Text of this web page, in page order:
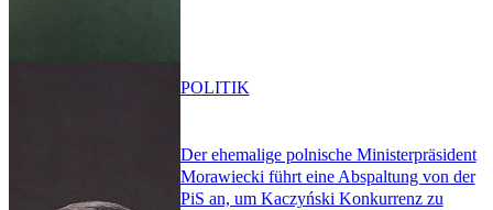
Der ehemalige polnische Ministerpräsident
Morawiecki führt eine Abspaltung von der
PiS an, um Kaczyński Konkurrenz zu
POLITIK